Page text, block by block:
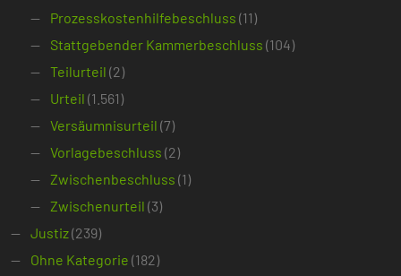
Prozesskostenhilfebeschluss (11)
Stattgebender Kammerbeschluss (104)
Teilurteil (2)
Urteil (1.561)
Versäumnisurteil (7)
Vorlagebeschluss (2)
Zwischenbeschluss (1)
Zwischenurteil (3)
Justiz(239)
Ohne Kategorie (182)